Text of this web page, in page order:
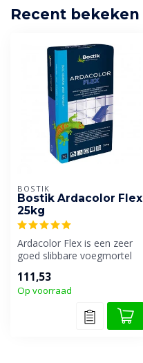
Recent bekeken
BOSTIK
Bostik Ardacolor Flex
25kg
Ardacolor Flex is een zeer
goed slibbare voegmortel
keramisc...
111,53
Op voorraad